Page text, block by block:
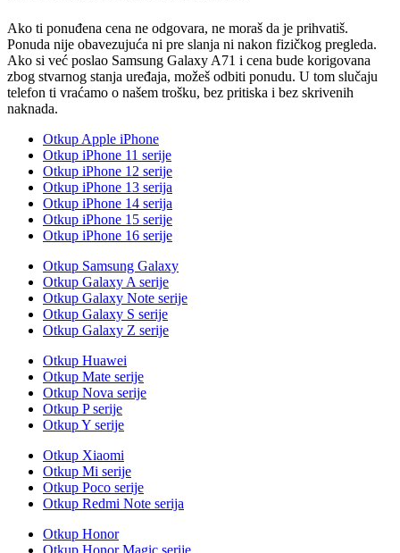
Ako ti ponuđena cena ne odgovara, ne moraš da je prihvatiš.
Ponuda nije obavezujuća ni pre slanja ni nakon fizičkog pregleda.
Ako si već poslao Samsung Galaxy A71 i cena bude korigovana
zbog stvarnog stanja uređaja, možeš odbiti ponudu. U tom slučaju
telefon ti vraćamo o našem trošku, bez pritiska i bez skrivenih
naknada.
Otkup Apple iPhone
Otkup iPhone 11 serije
Otkup iPhone 12 serije
Otkup iPhone 13 serija
Otkup iPhone 14 serija
Otkup iPhone 15 serije
Otkup iPhone 16 serije
Otkup Samsung Galaxy
Otkup Galaxy A serije
Otkup Galaxy Note serije
Otkup Galaxy S serije
Otkup Galaxy Z serije
Otkup Huawei
Otkup Mate serije
Otkup Nova serije
Otkup P serije
Otkup Y serije
Otkup Xiaomi
Otkup Mi serije
Otkup Poco serije
Otkup Redmi Note serija
Otkup Honor